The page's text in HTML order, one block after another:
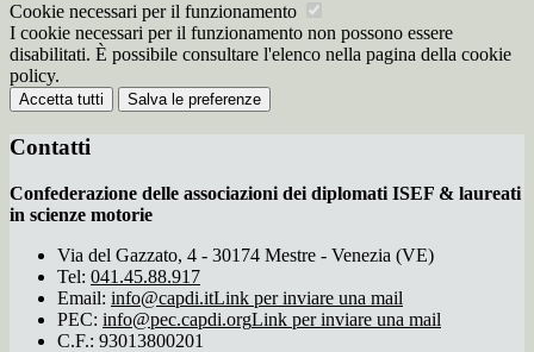
Cookie necessari per il funzionamento
I cookie necessari per il funzionamento non possono essere
disabilitati. È possibile consultare l'elenco nella pagina della cookie
policy.
Accetta tutti Salva le preferenze
Contatti
Confederazione delle associazioni dei diplomati ISEF & laureati
in scienze motorie
Via del Gazzato, 4 - 30174 Mestre - Venezia (VE)
Tel: 041.45.88.917
Email: info@capdi.itLink per inviare una mail
PEC: info@pec.capdi.orgLink per inviare una mail
C.F.: 93013800201